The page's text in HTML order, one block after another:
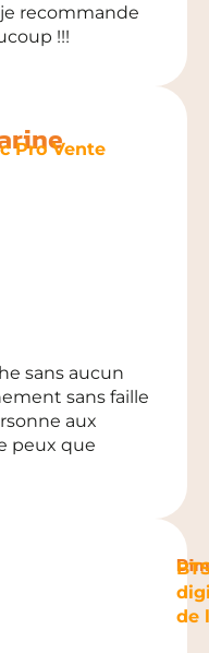
recommande
!!!
Pro Vente
sans aucun
sans faille
aux
peux que
de